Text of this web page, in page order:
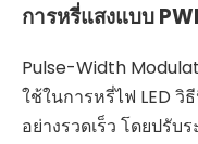
การหรี่แสงแบบ
Pulse-Width
ใช้ในการหรี่ไฟ LED วิ
อย่างรวดเร็ว โดยปรับ